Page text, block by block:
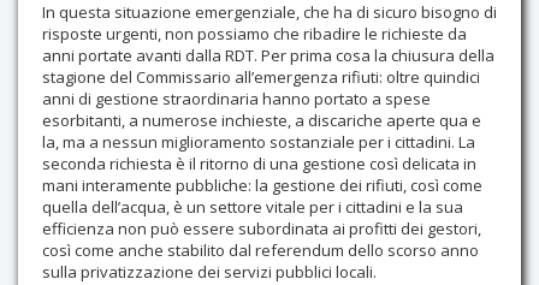
In questa situazione emergenziale, che ha di sicuro bisogno di
risposte urgenti, non possiamo che ribadire le richieste da
anni portate avanti dalla RDT. Per prima cosa la chiusura della
stagione del Commissario all’emergenza rifiuti: oltre quindici
anni di gestione straordinaria hanno portato a spese
esorbitanti, a numerose inchieste, a discariche aperte qua e
la, ma a nessun miglioramento sostanziale per i cittadini. La
seconda richiesta è il ritorno di una gestione così delicata in
mani interamente pubbliche: la gestione dei rifiuti, così come
quella dell’acqua, è un settore vitale per i cittadini e la sua
efficienza non può essere subordinata ai profitti dei gestori,
così come anche stabilito dal referendum dello scorso anno
sulla privatizzazione dei servizi pubblici locali.